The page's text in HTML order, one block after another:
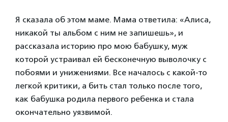
Я сказала об этом маме. Мама ответила: «Алиса,
никакой ты альбом с ним не запишешь», и
рассказала историю про мою бабушку, муж
которой устраивал ей бесконечную выволочку с
побоями и унижениями. Все началось с какой-то
легкой критики, а бить стал только после того,
как бабушка родила первого ребенка и стала
окончательно уязвимой.